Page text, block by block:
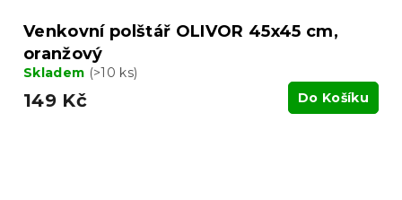
Venkovní polštář OLIVOR 45x45 cm,
oranžový
Skladem (>10 ks)
149 Kč Do Košíku